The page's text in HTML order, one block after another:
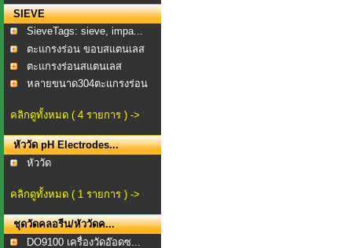
SIEVE
SieveTags: sieve, impa...
ตะแกรงร่อน ขอบสแตนเลส
...
ตะแกรงร่อนสแตนเลส
TEST...หลายขนาด304ตะแกรงร่อน
คลิกดูทั้งหมด ( 4 รายการ ) ->
หัววัด pH Electrodes...
หัววัด
คลิกดูทั้งหมด ( 1 รายการ ) ->
ชุดวัดคลอรีน/หัววัดค...
DO9100 เครื่องวัดอ๊อดซ...